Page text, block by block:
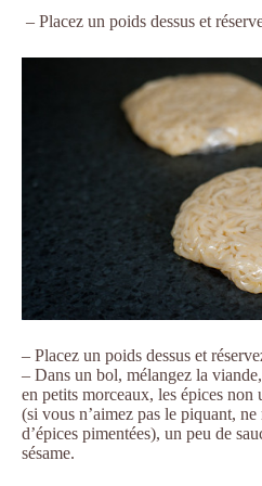
– Placez un poids dessus et
– Placez un poids dessus et
– Dans un bol, mélangez la
en petits morceaux, les épices non
(si vous n’aimez pas le piquant, ne
d’épices pimentées), un peu de
sésame.